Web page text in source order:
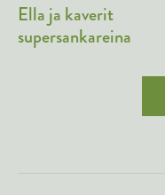
Ella ja kaverit
supersankareina